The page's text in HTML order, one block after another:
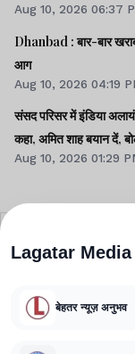
Aug 10, 2026 06:37
Dhanbad : बार-बार
आग
Aug 10, 2026 04:19
संसद परिसर में इंडिया
Aug 10, 2026 01:29
Lagatar Media
बेहतर न्यूज़ अनुभव